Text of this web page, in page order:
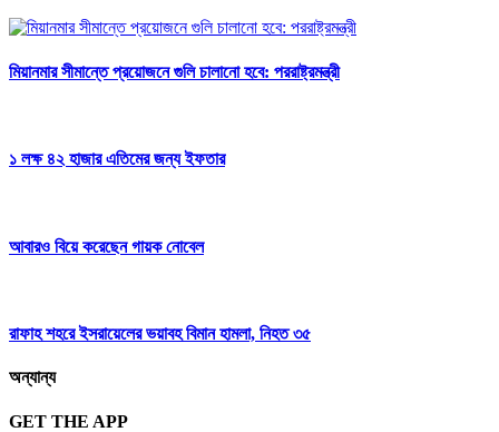
মিয়ানমার সীমান্তে প্রয়োজনে গুলি চালানো হবে: পররাষ্ট্রমন্ত্রী
১ লক্ষ ৪২ হাজার এতিমের জন্য ইফতার
আবারও বিয়ে করেছেন গায়ক নোবেল
রাফাহ শহরে ইসরায়েলের ভয়াবহ বিমান হামলা, নিহত ৩৫
অন্যান্য
GET THE APP